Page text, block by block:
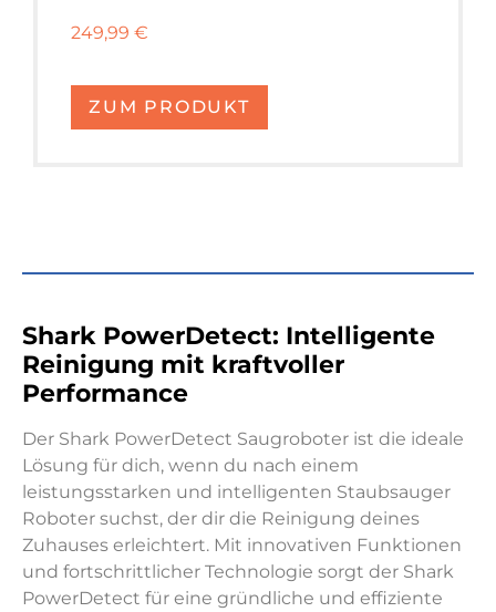
249,99 €
ZUM PRODUKT
Shark PowerDetect: Intelligente
Reinigung mit kraftvoller
Performance
Der Shark PowerDetect Saugroboter ist die ideale
Lösung für dich, wenn du nach einem
leistungsstarken und intelligenten Staubsauger
Roboter suchst, der dir die Reinigung deines
Zuhauses erleichtert. Mit innovativen Funktionen
und fortschrittlicher Technologie sorgt der Shark
PowerDetect für eine gründliche und effiziente